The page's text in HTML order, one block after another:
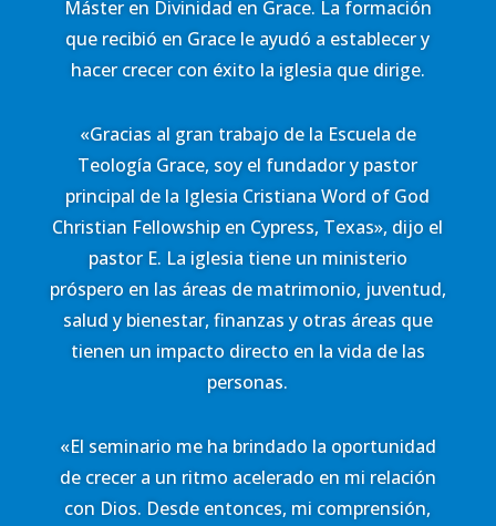
Máster en Divinidad en Grace. La formación
que recibió en Grace le ayudó a establecer y
hacer crecer con éxito la iglesia que dirige.
«Gracias al gran trabajo de la Escuela de
Teología Grace, soy el fundador y pastor
principal de la Iglesia Cristiana Word of God
Christian Fellowship en Cypress, Texas», dijo el
pastor E. La iglesia tiene un ministerio
próspero en las áreas de matrimonio, juventud,
salud y bienestar, finanzas y otras áreas que
tienen un impacto directo en la vida de las
personas.
«El seminario me ha brindado la oportunidad
de crecer a un ritmo acelerado en mi relación
con Dios. Desde entonces, mi comprensión,